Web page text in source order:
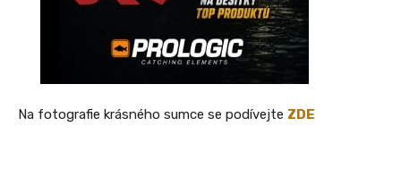
Na fotografie krásného sumce se podívejte ZDE